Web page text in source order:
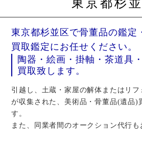
東京都杉
東京都杉並区で骨董品の鑑定
買取鑑定にお任せください。
陶器・絵画・掛軸・茶道具
買取致します。
引越し、土蔵・家屋の解体またはリ
が収集された、美術品・骨董品(遺品)
す。
また、同業者間のオークション代行も